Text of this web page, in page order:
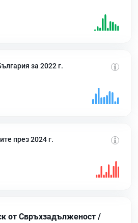
за 2022 г.
през 2024 г.
от Свръхзадълженост /